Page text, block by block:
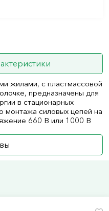
жилами, с пластмассовой
предназначены для
в стационарных
монтажа силовых цепей на
660 В или 1000 В